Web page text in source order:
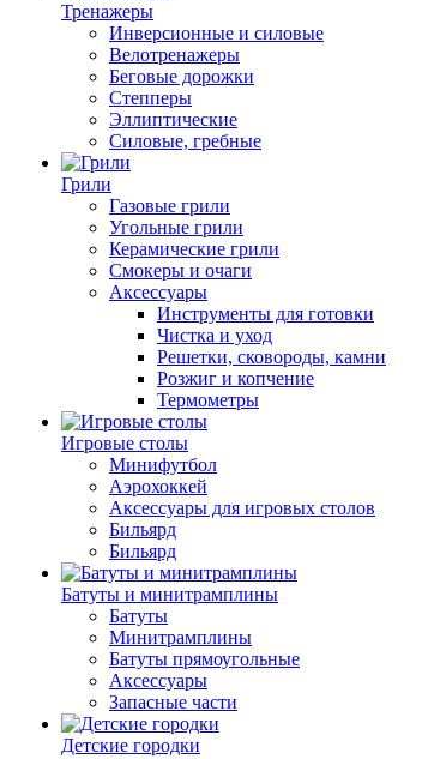
Тренажеры
Инверсионные и силовые
Велотренажеры
Беговые дорожки
Степперы
Эллиптические
Силовые, гребные
Грили
Газовые грили
Угольные грили
Керамические грили
Смокеры и очаги
Аксессуары
Инструменты для готовки
Чистка и уход
Решетки, сковороды, камни
Розжиг и копчение
Термометры
Игровые столы
Минифутбол
Аэрохоккей
Аксессуары для игровых столов
Бильяpд
Бильяpд
Батуты и минитрамплины
Батуты
Минитрамплины
Батуты прямоугольные
Аксессуары
Запасные части
Детские городки